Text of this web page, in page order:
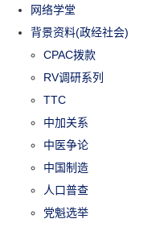
网络学堂
背景资料(政经社会)
CPAC拨款
RV调研系列
TTC
中加关系
中医争论
中国制造
人口普查
党魁选举